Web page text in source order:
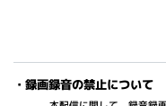
・録画録音の禁止について